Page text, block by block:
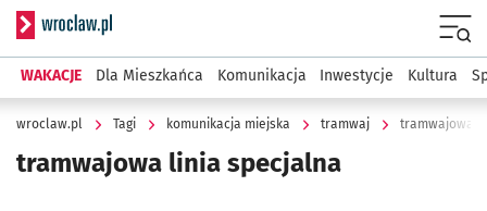
Serwis informacyjny wroclaw.pl
WAKACJE Dla Mieszkańca Komunikacja Inwestycje Kultura
wroclaw.pl Tagi komunikacja miejska tramwaj tramwajowa
tramwajowa linia specjalna